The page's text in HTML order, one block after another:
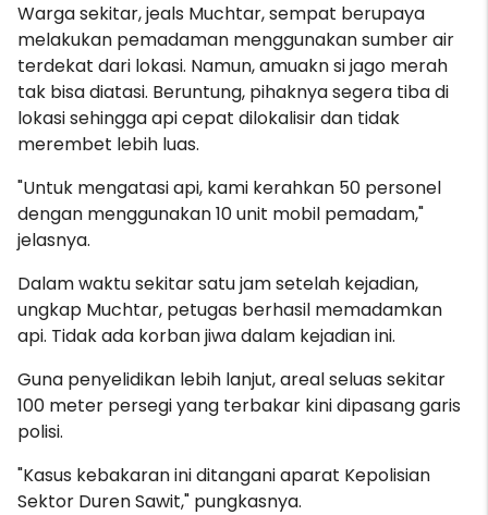
Warga sekitar, jeals Muchtar, sempat berupaya
melakukan pemadaman menggunakan sumber air
terdekat dari lokasi. Namun, amuakn si jago merah
tak bisa diatasi. Beruntung, pihaknya segera tiba di
lokasi sehingga api cepat dilokalisir dan tidak
merembet lebih luas.
"Untuk mengatasi api, kami kerahkan 50 personel
dengan menggunakan 10 unit mobil pemadam,"
jelasnya.
Dalam waktu sekitar satu jam setelah kejadian,
ungkap Muchtar, petugas berhasil memadamkan
api. Tidak ada korban jiwa dalam kejadian ini.
Guna penyelidikan lebih lanjut, areal seluas sekitar
100 meter persegi yang terbakar kini dipasang garis
polisi.
"Kasus kebakaran ini ditangani aparat Kepolisian
Sektor Duren Sawit," pungkasnya.